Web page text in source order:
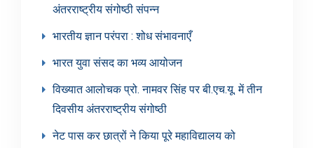
अंतरराष्ट्रीय संगोष्ठी संपन्न
भारतीय ज्ञान परंपरा : शोध संभावनाएँ
भारत युवा संसद का भव्य आयोजन
विख्यात आलोचक प्रो. नामवर सिंह पर बी.एच.यू. में तीन
दिवसीय अंतरराष्ट्रीय संगोष्ठी
नेट पास कर छात्रों ने किया पूरे महाविद्यालय को